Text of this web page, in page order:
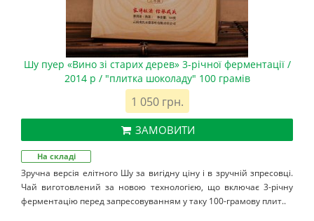
Шу пуер «Вино зі старих дерев» 3-річної ферментації /
2014 р / "плитка шоколаду" 100 грамів
1 050 грн.
ЗАМОВИТИ
На складі
Зручна версія елітного Шу за вигідну ціну і в зручній зпресовці.
Чай виготовлений за новою технологією, що включає 3-річну
ферментацію перед запресовуванням у таку 100-грамову плит..